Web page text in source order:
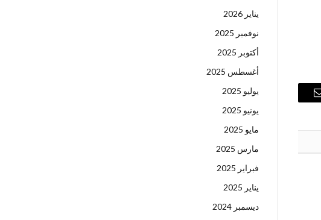
البريد
يناير 2026
نوفمبر 2025
أكتوبر 2025
أغسطس 2025
يوليو 2025
يونيو 2025
مايو 2025
مارس 2025
فبراير 2025
يناير 2025
ديسمبر 2024